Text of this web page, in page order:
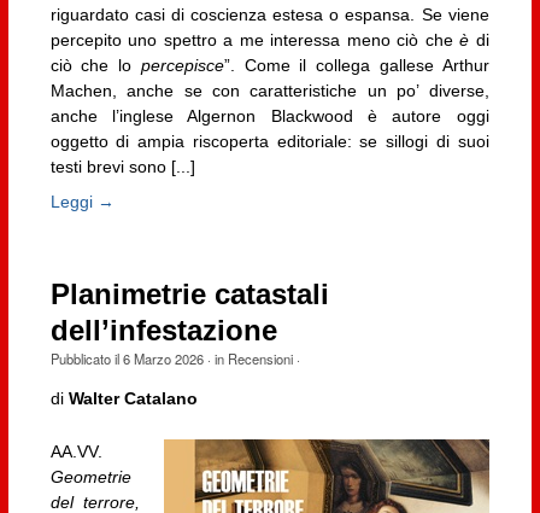
riguardato casi di coscienza estesa o espansa. Se viene
percepito uno spettro a me interessa meno ciò cheè di
ciò che lo percepisce”. Come il collega gallese Arthur
Machen, anche se con caratteristiche un po’ diverse,
anche l’inglese Algernon Blackwood è autore oggi
oggetto di ampia riscoperta editoriale: se sillogi di suoi
testi brevi sono [...]
Leggi →
Planimetrie catastali
dell’infestazione
Pubblicato il6 Marzo 2026· in Recensioni·
di Walter Catalano
AA.VV.
Geometrie
del terrore,